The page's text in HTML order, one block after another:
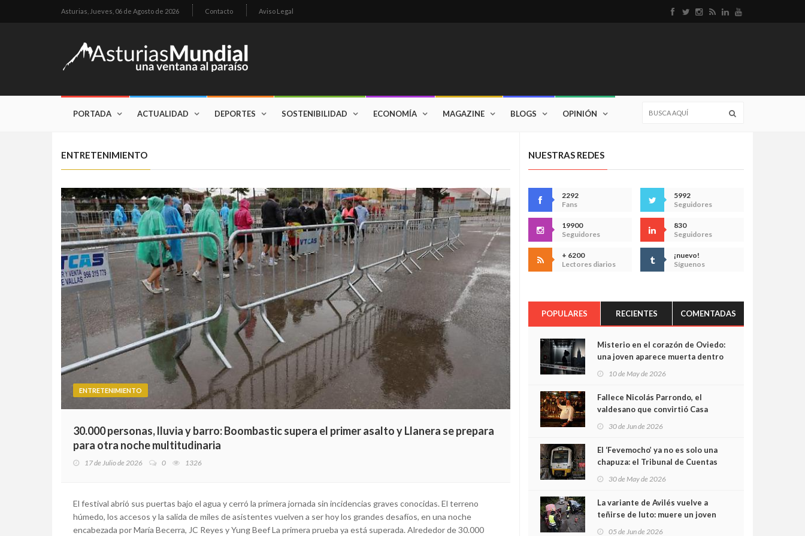
Asturias, Jueves, 06 de Agosto de 2026 Contacto Aviso Legal
PORTADA ACTUALIDAD DEPORTES SOSTENIBILIDAD ECONOMÍA MAGAZINE BLOGS OPINIÓN
ENTRETENIMIENTO
ENTRETENIMIENTO
30.000 personas, lluvia y barro: Boombastic supera el primer asalto y Llanera se prepara
para otra noche multitudinaria
17 de Julio de 2026 0 1326
El festival abrió sus puertas bajo el agua y cerró la primera jornada sin incidencias graves conocidas. El terreno
húmedo, los accesos y la salida de miles de asistentes vuelven a ser hoy los grandes desafíos, en una noche
encabezada por María Becerra, JC Reyes y Yung Beef La primera prueba ya está superada. Alrededor de 30.000
NUESTRAS REDES
2292
Fans
5992
Seguidores
19900
Seguidores
830
Seguidores
+ 6200
Lectores diarios
¡nuevo!
Síguenos
POPULARES RECIENTES COMENTADAS
Misterio en el corazón de Oviedo:
una joven aparece muerta dentro
cámaras captan sus últimos
minutos
10 de May de 2026
Fallece Nicolás Parrondo, el
valdesano que convirtió Casa
30 de Jun de 2026
El ‘Fevemocho’ ya no es solo una
chapuza: el Tribunal de Cuentas
sobrecoste de los trenes que no
cabían por los túneles
30 de May de 2026
La variante de Avilés vuelve a
teñirse de luto: muere un joven
05 de Jun de 2026